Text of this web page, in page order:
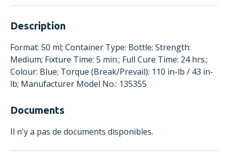
Description
Format: 50 ml; Container Type: Bottle; Strength:
Medium; Fixture Time: 5 min.; Full Cure Time: 24 hrs.;
Colour: Blue; Torque (Break/Prevail): 110 in-lb / 43 in-
lb; Manufacturer Model No.: 135355
Documents
Il n'y a pas de documents disponibles.